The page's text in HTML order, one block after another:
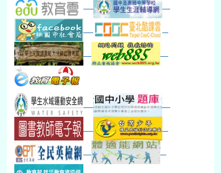
新生智力測驗補測(...
下午-新進教師研習
教師備課會議
新生訓練(整天)新生訓練(~12:00)
下午-校務會議14:00-
八九年級返校8-9
防災演練工作分配及...
30 31 2 3
本週_健康檢查週各班器材負責人訓練
發放班級書箱及晨讀...
技藝教育學程說明會...
12:30幹部訓練七年級新生健檢
本週_友善校園週收學生證、換補教科...
本週_圖書館開放借...
開學日
第一週
超額比序暨免試入學...